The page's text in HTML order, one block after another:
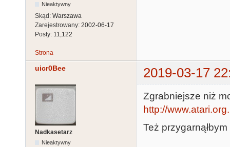
Nieaktywny
Skąd: Warszawa
Zarejestrowany: 2002-06-17
Posty: 11,122
Strona
uicr0Bee 2019-03-17
Nadkasetarz
Nieaktywny
Zgrabniejsze niż
http://
Też